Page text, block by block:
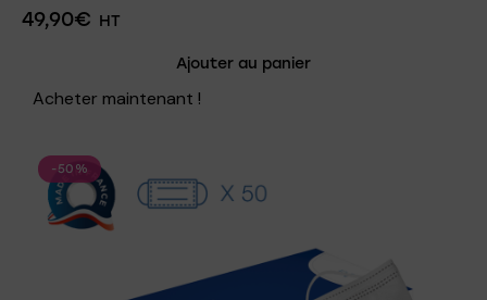
49,90€ HT
Ajouter au panier
Acheter maintenant !
-50%